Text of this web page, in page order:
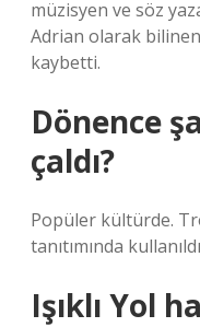
müzisyen ve söz
Adrian olarak bilinen
kaybetti.
Dönence
çaldı?
Popüler kültürde.
tanıtımında
Işıklı Yol